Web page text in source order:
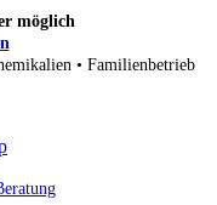
möglich
• Familienbetrieb